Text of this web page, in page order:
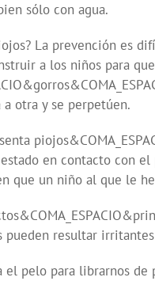
sólo con agua.
La prevención es
a los niños para
otra y se perpetúen.
en contacto con
que un niño al que le
resultar
pelo para librarnos